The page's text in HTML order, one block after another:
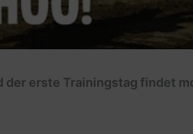
erste Trainingstag findet